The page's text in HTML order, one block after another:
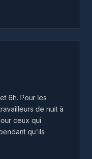
6h. Pour les
de nuit à
ceux qui
qu'ils